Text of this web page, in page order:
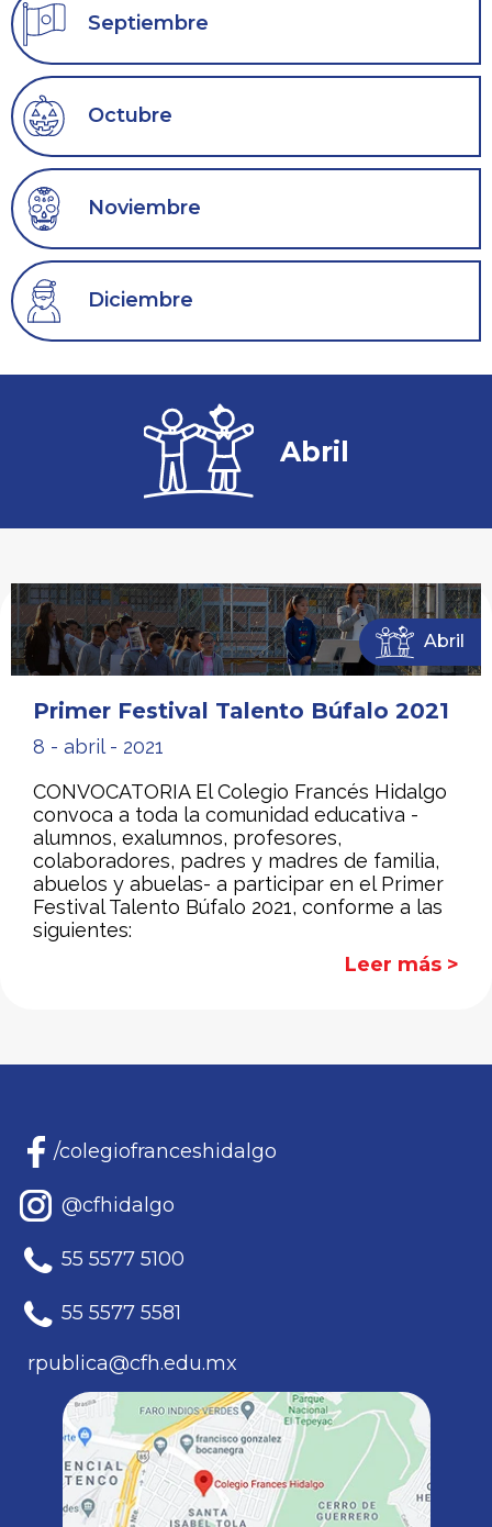
Septiembre
Octubre
Noviembre
Diciembre
Abril
Abril
Primer Festival Talento Búfalo 2021
8 - abril - 2021
CONVOCATORIA El Colegio Francés Hidalgo
convoca a toda la comunidad educativa -
alumnos, exalumnos, profesores,
colaboradores, padres y madres de familia,
abuelos y abuelas- a participar en el Primer
Festival Talento Búfalo 2021, conforme a las
siguientes:
Leer más >
/colegiofranceshidalgo
@cfhidalgo
55 5577 5100
55 5577 5581
rpublica@cfh.edu.mx